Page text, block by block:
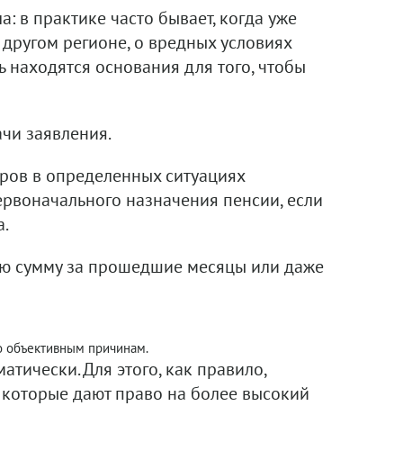
практике часто бывает, когда уже
регионе, о вредных условиях
основания для того, чтобы
заявления.
в определенных ситуациях
назначения пенсии, если
сумму за прошедшие месяцы или даже
объективным причинам.
Для этого, как правило,
которые дают право на более высокий